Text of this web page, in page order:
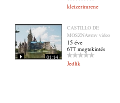
kleizerimrene
01:14
CASTILLO DE
MOSZNAwmv video
15 éve
677 megtekintés
Jedlik